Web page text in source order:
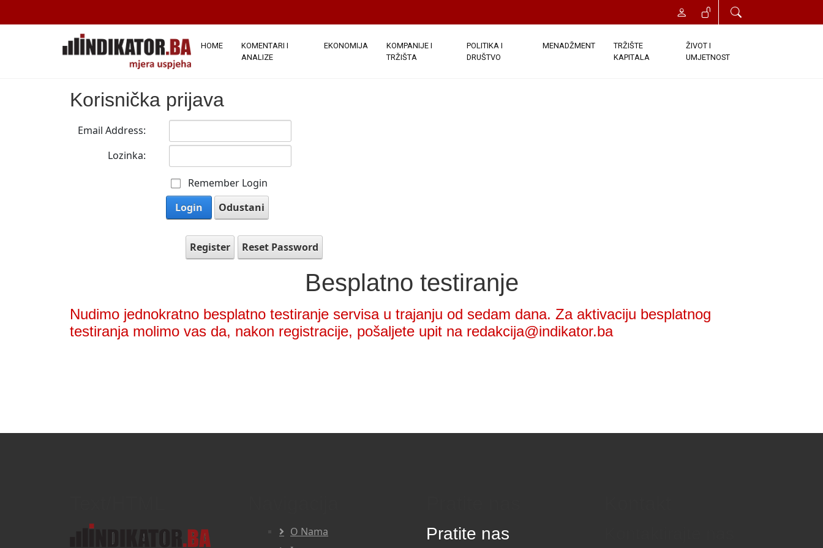
HOME
KOMENTARI I
ANALIZE
EKONOMIJA
KOMPANIJE I
TRŽIŠTA
POLITIKA I
DRUŠTVO
MENADŽMENT
TRŽIŠTE
KAPITALA
ŽIVOT I
UMJETNOST
Korisnička prijava
Email Address:
Lozinka:
Remember Login
Login
Odustani
Register Reset Password
Besplatno testiranje
Nudimo jednokratno besplatno testiranje servisa u trajanju od sedam dana. Za aktivaciju besplatnog
testiranja molimo vas da, nakon registracije, pošaljete upit na redakcija@indikator.ba
O Nama
Pratite nas